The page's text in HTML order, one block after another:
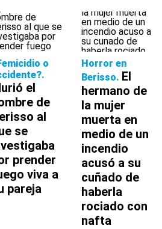
o
el
de
al
se
prender
viva a
pareja
Horror en
Berisso El
hermano de
la mujer
muerta en
medio de un
incendio
acusó a su
cuñado de
haberla
rociado con
nafta